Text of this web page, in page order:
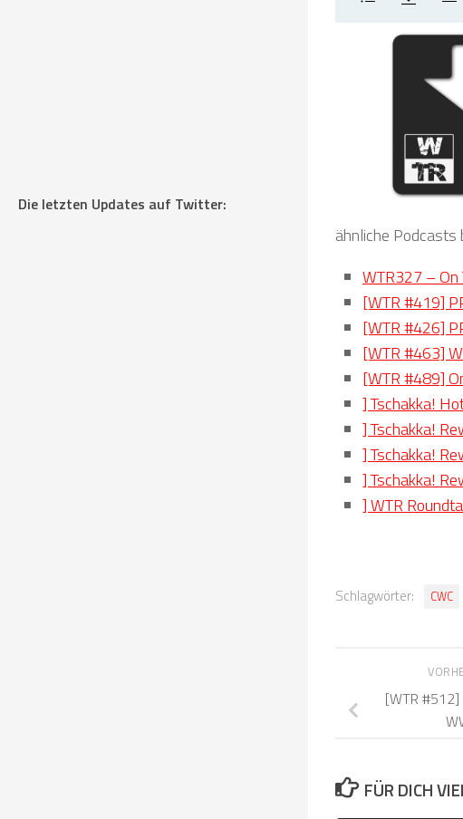
ähnliche Podcasts
WTR327 –
[WTR #419]
[WTR #426]
[WTR #463]
[WTR #489]
] Tschakka!
] Tschakka!
] Tschakka!
] Tschakka!
] WTR
Schlagwörter: CWC
[WTR #512]
FÜR DICH
Die letzten Updates auf Twitter: